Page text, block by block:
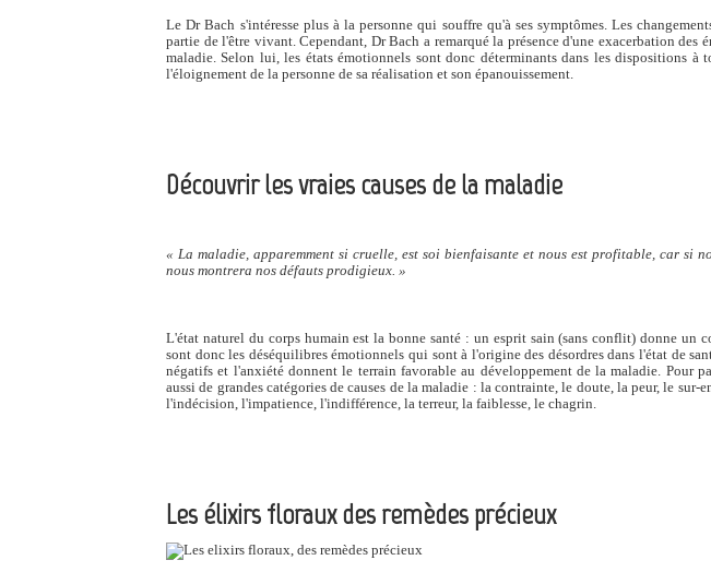
Le Dr Bach s'intéresse plus à la personne qui souffre qu'à ses symptômes. Les
partie de l'être vivant. Cependant, Dr Bach a remarqué la présence d'une exacerbation des
maladie. Selon lui, les états émotionnels sont donc déterminants dans les dispositions à
l'éloignement de la personne de sa réalisation et son épanouissement.
Découvrir les vraies causes de la maladie
« La maladie, apparemment si cruelle, est soi bienfaisante et nous est profitable, car si
nous montrera nos défauts prodigieux. »
L'état naturel du corps humain est la bonne santé : un esprit sain (sans conflit) donne un
sont donc les déséquilibres émotionnels qui sont à l'origine des désordres dans l'état de
négatifs et l'anxiété donnent le terrain favorable au développement de la maladie. Pour
aussi de grandes catégories de causes de la maladie : la contrainte, le doute, la peur, le
l'indécision, l'impatience, l'indifférence, la terreur, la faiblesse, le chagrin.
Les élixirs floraux des remèdes précieux